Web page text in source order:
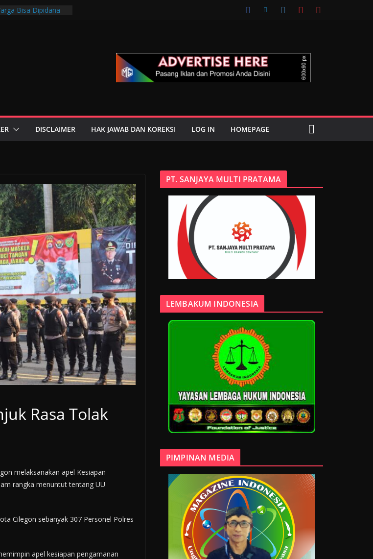
Bisa Dipidana
PTGMI Kota
Terapis Gigi dan
Peran Tenaga
DISCLAIMER HAK JAWAB DAN KOREKSI LOG IN HOMEPAGE
Rasa Tolak
melaksanakan apel Kesiapan
rangka menuntut tentang UU
Cilegon sebanyak 307 Personel Polres
apel kesiapan pengamanan
PT. SANJAYA MULTI PRATAMA
LEMBAKUM INDONESIA
PIMPINAN MEDIA